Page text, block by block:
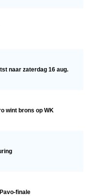
naar zaterdag 16 aug.
wint brons op WK
finale